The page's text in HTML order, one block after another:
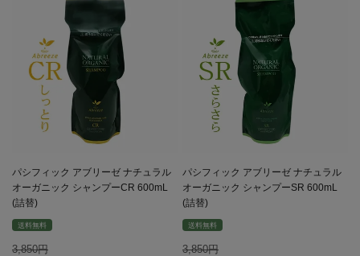
パシフィック アブリーゼ ナチュラル
オーガニック シャンプーCR 600mL
(詰替)
送料無料
3,850
パシフィック アブリーゼ ナチュラル
オーガニック シャンプーSR 600mL
(詰替)
送料無料
3,850